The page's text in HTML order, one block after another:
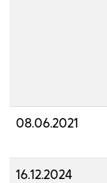
08.06.2021
16.12.2024